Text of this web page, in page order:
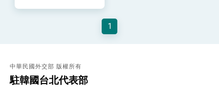
年談話
總統主持「守護民主台灣國安行動方案」記者
會 強調以實力守護台海和平 以決心掌握國家
變局中 奮起的新臺灣 總統發表國慶演說
團結 迎風轉型 穩健前行
賴總統就職演說影片
1
中華民國外交部 版權所有
駐韓國台北代表部